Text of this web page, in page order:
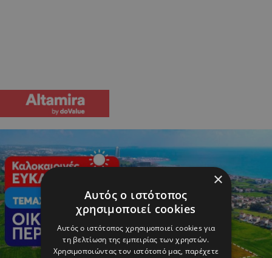
×
Αυτός ο ιστότοπος
χρησιμοποιεί cookies
Αυτός ο ιστότοπος χρησιμοποιεί cookies για
τη βελτίωση της εμπειρίας των χρηστών.
Χρησιμοποιώντας τον ιστότοπό μας, παρέχετε